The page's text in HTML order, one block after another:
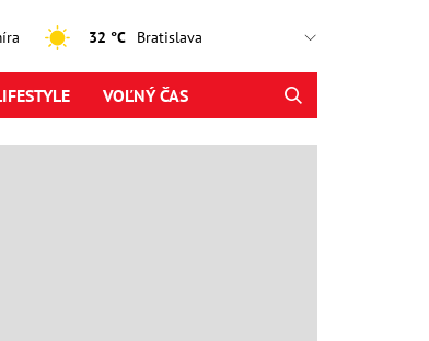
32 °C
VOĽNÝ ČAS